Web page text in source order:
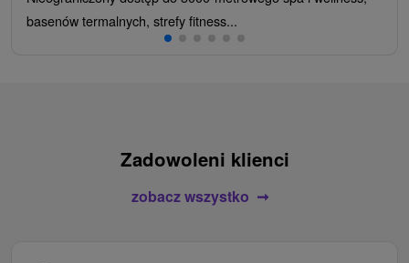
basenów termalnych, strefy fitness...
Zadowoleni klienci
zobacz wszystko